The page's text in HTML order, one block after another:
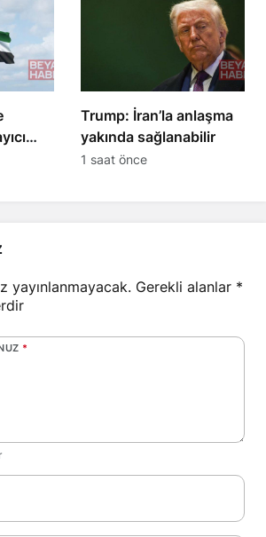
Trump: İran’la anlaşma
yakında sağlanabilir
1 saat önce
yayınlanmayacak. Gerekli alanlar *
*